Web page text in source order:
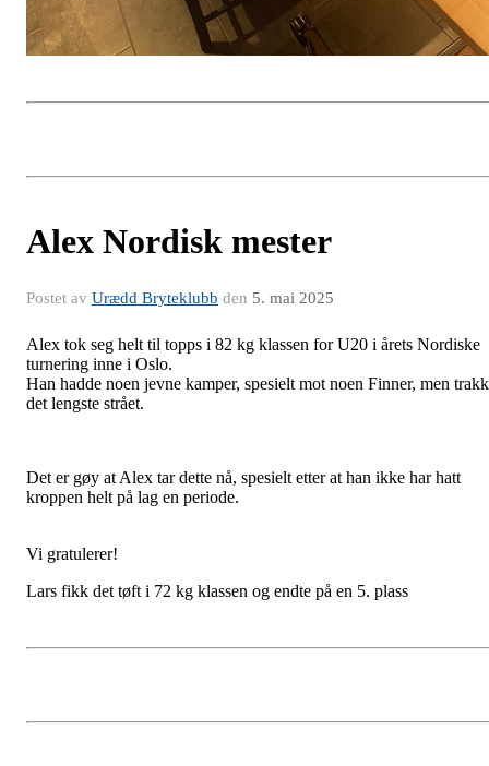
Alex Nordisk mester
Postet av Urædd Bryteklubb den 5. mai 2025
Alex tok seg helt til topps i 82 kg klassen for U20 i årets Nordiske
turnering inne i Oslo.
Han hadde noen jevne kamper, spesielt mot noen Finner, men trakk
det lengste strået.
Det er gøy at Alex tar dette nå, spesielt etter at han ikke har hatt
kroppen helt på lag en periode.
Vi gratulerer!
Lars fikk det tøft i 72 kg klassen og endte på en 5. plass